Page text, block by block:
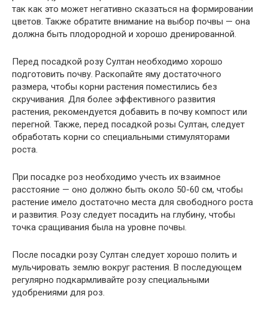
так как это может негативно сказаться на формировании
цветов. Также обратите внимание на выбор почвы — она
должна быть плодородной и хорошо дренированной.
Перед посадкой розу Султан необходимо хорошо
подготовить почву. Раскопайте яму достаточного
размера, чтобы корни растения поместились без
скручивания. Для более эффективного развития
растения, рекомендуется добавить в почву компост или
перегной. Также, перед посадкой розы Султан, следует
обработать корни со специальными стимуляторами
роста.
При посадке роз необходимо учесть их взаимное
расстояние — оно должно быть около 50-60 см, чтобы
растение имело достаточно места для свободного роста
и развития. Розу следует посадить на глубину, чтобы
точка сращивания была на уровне почвы.
После посадки розу Султан следует хорошо полить и
мульчировать землю вокруг растения. В последующем
регулярно подкармливайте розу специальными
удобрениями для роз.